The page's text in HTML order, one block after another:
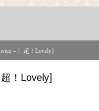
– 〚超！Lovely〛
！Lovely〛